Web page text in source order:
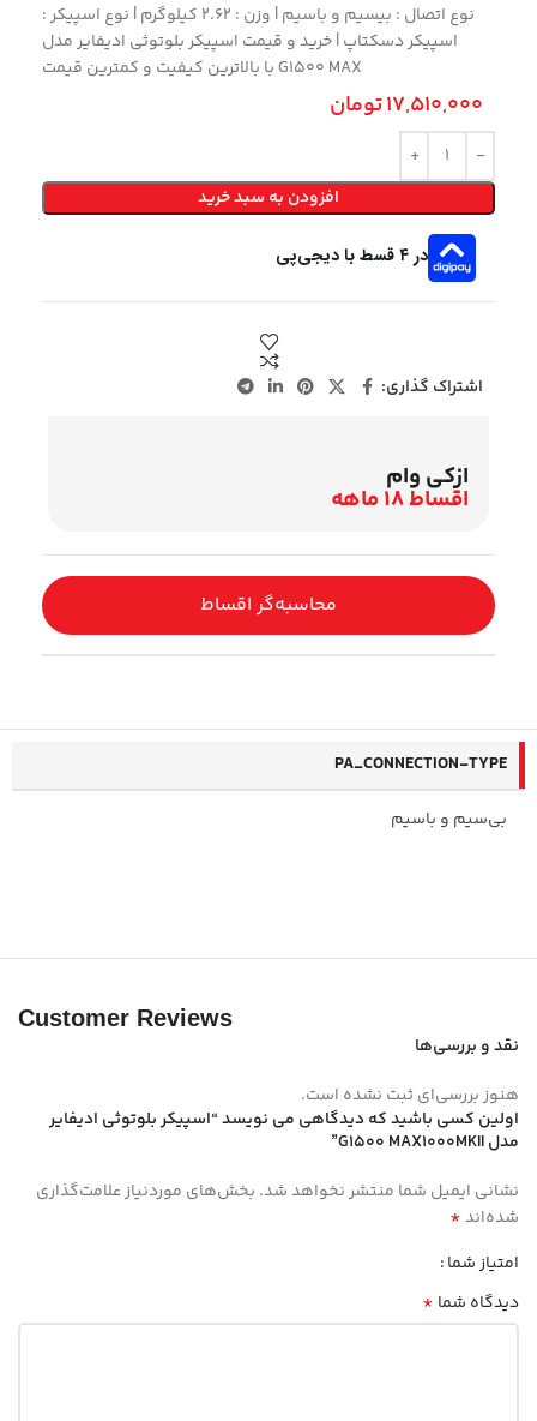
نوع اتصال : بیسیم و باسیم | وزن : 2.62 کیلوگرم | نوع اسپیکر :
اسپیکر دسکتاپ | خرید و قیمت اسپیکر بلوتوثی ادیفایر مدل
G1500 MAX با بالاترین کیفیت و کمترین قیمت
17,510,000تومان
افزودن به سبد خرید
در ۴ قسط با دیجی‌پی
اشتراک گذاری:
ازکی وام
اقساط 18 ماهه
محاسبه‌گر اقساط
PA_CONNECTION-TYPE
بی‌سیم و باسیم
Customer Reviews
نقد و بررسی‌ها
هنوز بررسی‌ای ثبت نشده است.
اولین کسی باشید که دیدگاهی می نویسد “اسپیکر بلوتوثی ادیفایر
مدل G1500 MAX1000MKII”
نشانی ایمیل شما منتشر نخواهد شد. بخش‌های موردنیاز علامت‌گذاری
شده‌اند*
امتیاز شما
دیدگاه شما *